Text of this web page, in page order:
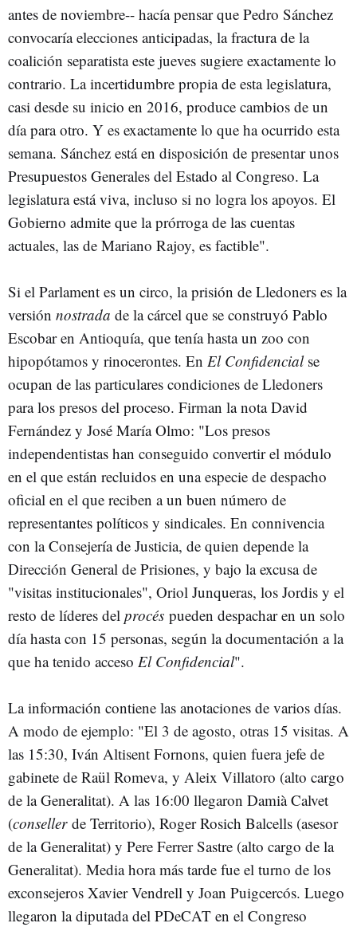
antes de noviembre-- hacía pensar que Pedro Sánchez
convocaría elecciones anticipadas, la fractura de la
coalición separatista este jueves sugiere exactamente lo
contrario. La incertidumbre propia de esta legislatura,
casi desde su inicio en 2016, produce cambios de un
día para otro. Y es exactamente lo que ha ocurrido esta
semana. Sánchez está en disposición de presentar unos
Presupuestos Generales del Estado al Congreso. La
legislatura está viva, incluso si no logra los apoyos. El
Gobierno admite que la prórroga de las cuentas
actuales, las de Mariano Rajoy, es factible".
Si el Parlament es un circo, la prisión de Lledoners es la
versión nostrada de la cárcel que se construyó Pablo
Escobar en Antioquía, que tenía hasta un zoo con
hipopótamos y rinocerontes. En El Confidencialse
ocupan de las particulares condiciones de Lledoners
para los presos del proceso. Firman la nota David
Fernández y José María Olmo: "Los presos
independentistas han conseguido convertir el módulo
en el que están recluidos en una especie de despacho
oficial en el que reciben a un buen número de
representantes políticos y sindicales. En connivencia
con la Consejería de Justicia, de quien depende la
Dirección General de Prisiones, y bajo la excusa de
"visitas institucionales", Oriol Junqueras, los Jordis y el
resto de líderes del procés pueden despachar en un solo
día hasta con 15 personas, según la documentación a la
que ha tenido acceso El Confidencial".
La información contiene las anotaciones de varios días.
A modo de ejemplo: "El 3 de agosto, otras 15 visitas. A
las 15:30, Iván Altisent Fornons, quien fuera jefe de
gabinete de Raül Romeva, y Aleix Villatoro (alto cargo
de la Generalitat). A las 16:00 llegaron Damià Calvet
(consellerde Territorio), Roger Rosich Balcells (asesor
de la Generalitat) y Pere Ferrer Sastre (alto cargo de la
Generalitat). Media hora más tarde fue el turno de los
exconsejeros Xavier Vendrell y Joan Puigcercós. Luego
llegaron la diputada del PDeCAT en el Congreso